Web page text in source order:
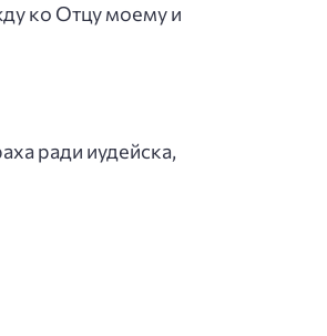
ко Отцу моему и
ради иудейска,